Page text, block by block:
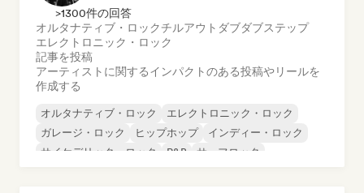
>1300件の回答
オルタナティブ・ロックチルアウト ダブダブステップ
エレクトロニック・ロック
記事を投稿
アーティストに関するインパクトのある投稿やリールを
作成する
オルタナティブ・ロック
エレクトロニック・ロック
ガレージ・ロック
ヒップホップ
インディー・ロック
サイケデリック・ロック
R&B サーフロック